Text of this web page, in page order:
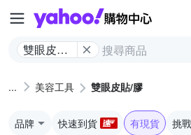
雙眼皮貼/
美容工具 雙眼皮貼/膠
品牌 快速到貨 有現貨 挑